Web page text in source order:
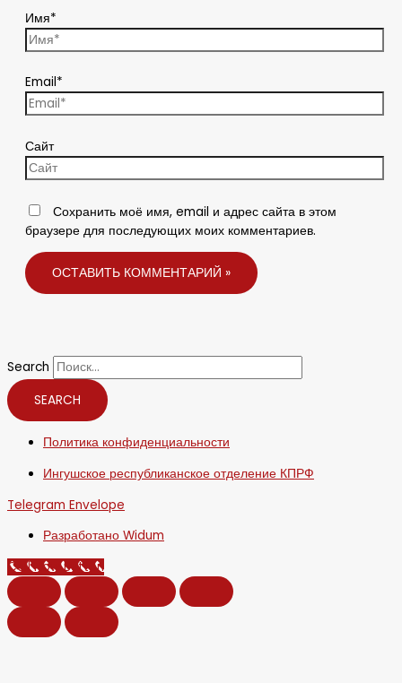
Имя*
Email*
Сайт
Сохранить моё имя, email и адрес сайта в этом
браузере для последующих моих комментариев.
Search
SEARCH
Политика конфиденциальности
Ингушское республиканское отделение КПРФ
Telegram Envelope
Разработано Widum
Call Now Button